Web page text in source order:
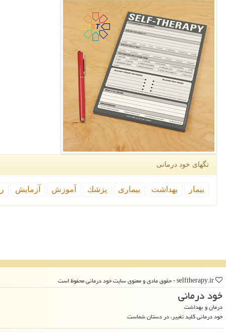
تگهای خود درمانی
بیمار بهداشت بیماری پزشك آموزش آزمایش
خود درمانی
درمان و بهداشت
خود درمانی کلید تغییر، در دستان شماست